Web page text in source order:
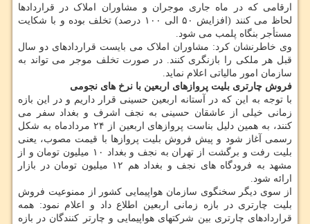
ارقامی که در ماه جاری موجران و مشاوران املاک در قراردادها
لحاظ می کنند (افزایش ۵۰ الی ۱۰۰ درصد) تخلف بوده و با شکایت
مستأجر بنگاه پلمب می شود.
وی خاطرنشان کرد: مشاوران املاک می بایست قراردادهای دو سال
قبل هر ملکی را بازنگری کنند. در صورت تخلف موجر می تواند به
سازمان امور مالیاتی اعلام نماید.
فروش چارتری بلیت پروازهای اربعین با نرخ های نجومی
با توجه به این که در آستانه اربعین حسینی قرار داریم و در این بازه
زمانی خیلی از عاشقان حسینی به نجف اشرف و بغداد سفر می
کنند، به همین دلیل بناست پروازهای اربعین از ۲۴ مردادماه به شکل
رسمی آغاز شود و پیش فروش بلیت پروازها با قیمت مصوب، یعنی
بلیت رفت و برگشت از تهران به نجف و بغداد ۱۰ میلیون تومان و از
مشهد به فرودگاه های نجف و بغداد هم ۱۲ میلیون تومان در بازار
ارائه شود.
از سوی دیگر سخنگوی سازمان هواپیمایی کشور از ممنوعیت فروش
بلیت چارتری در بازه زمانی اربعین اطلاع داد و اعلام نمود: همه
قراردادهای چارتری بین شرکتهای هواپیمایی و چارتر کنندگان در بازه